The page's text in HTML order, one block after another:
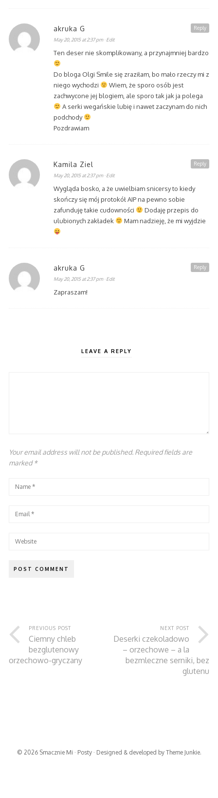
akruka G
May 20, 2015 at 2:37 pm · Edit
Ten deser nie skomplikowany, a przynajmniej bardzo
Do bloga Olgi Smile się zraziłam, bo mało rzeczy mi z
niego wychodzi
Wiem, że sporo osób jest
zachwycone jej blogiem, ale sporo tak jak ja polega
A serki wegańskie lubię i nawet zaczynam do nich
podchody
Pozdrawiam
Reply
Kamila Ziel
May 20, 2015 at 2:37 pm · Edit
Wygląda bosko, a że uwielbiam snicersy to kiedy
skończy się mój protokół AIP na pewno sobie
zafunduję takie cudowności
Dodaję przepis do
ulubionych zakładek
Mam nadzieję, że mi wyjdzie
Reply
akruka G
May 20, 2015 at 2:37 pm · Edit
Zapraszam!
Reply
LEAVE A REPLY
Your email address will not be published. Required fields are
marked*
PREVIOUS POST
Ciemny chleb
bezglutenowy
orzechowo-gryczany
NEXT POST
Deserki czekoladowo
– orzechowe – a la
bezmleczne serniki, bez
glutenu
© 2026 Smacznie Mi · Posty· Designed & developed by Theme Junkie.